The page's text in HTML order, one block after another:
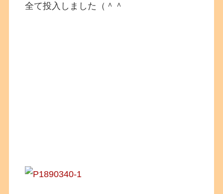
全て投入しました（＾＾